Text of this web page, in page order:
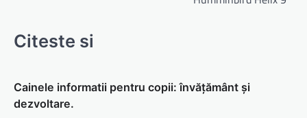
Citeste si
Cainele informatii pentru copii: învățământ și
dezvoltare.